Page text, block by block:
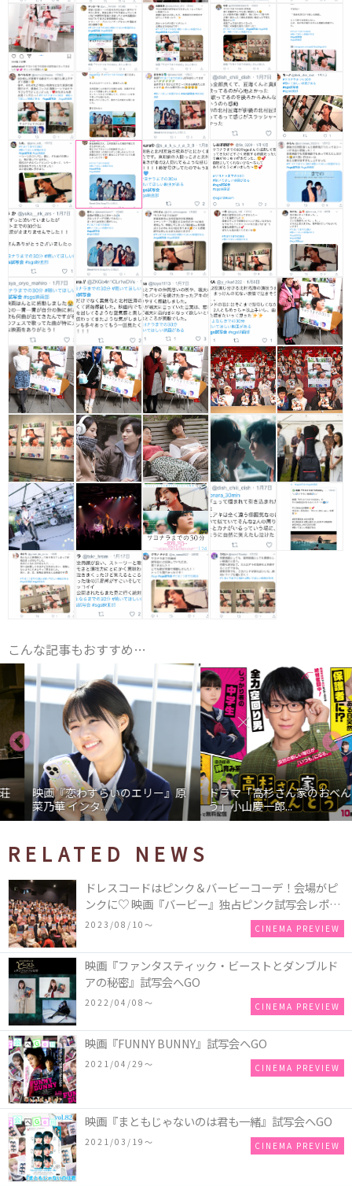
こんな記事もおすすめ…
映画『恋わずらいのエリー』原
菜乃華 インタ...
ドラマ「高杉さん家のおべんと
う」小山慶一郎...
RELATED NEWS
ドレスコードはピンク＆バービーコーデ！会場がピ
ンクに♡ 映画『バービー』独占ピンク試写会レポー
トをお届け！
2023/08/10〜 CINEMA PREVIEW
映画『ファンタスティック・ビーストとダンブルド
アの秘密』試写会へGO
2022/04/08〜 CINEMA PREVIEW
映画『FUNNY BUNNY』試写会へGO
2021/04/29〜 CINEMA PREVIEW
映画『まともじゃないのは君も一緒』試写会へGO
2021/03/19〜 CINEMA PREVIEW